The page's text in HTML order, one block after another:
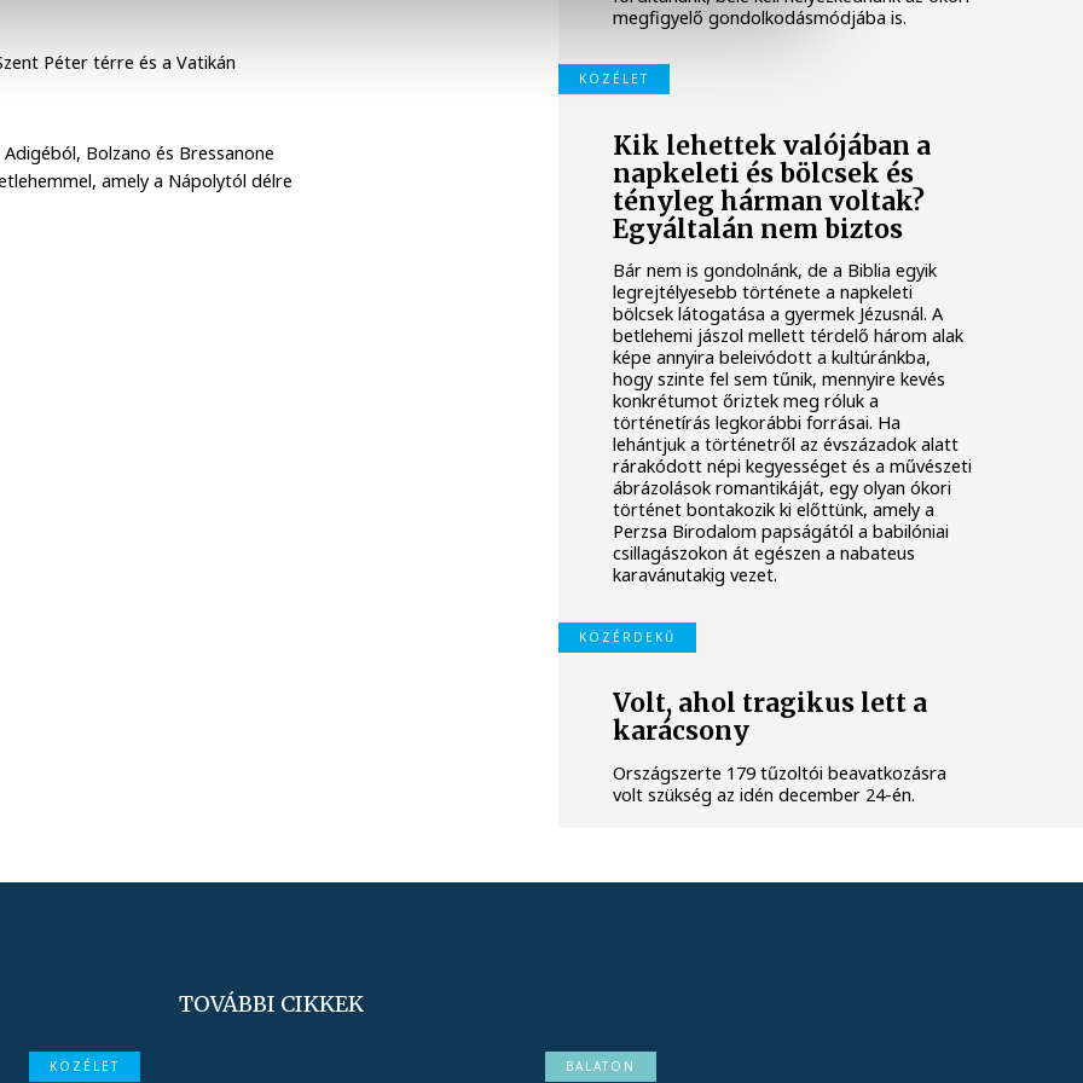
Péter térre és a Vatikán
Bolzano és Bressanone
amely a Nápolytól délre
megfigyelő gondolkodásmódjába is.
KÖZÉLET
Kik lehettek valójában a
napkeleti és bölcsek és
tényleg hárman voltak?
Egyáltalán nem biztos
Bár nem is gondolnánk, de a Biblia egyik
legrejtélyesebb története a napkeleti
bölcsek látogatása a gyermek Jézusnál. A
betlehemi jászol mellett térdelő három alak
képe annyira beleivódott a kultúránkba,
hogy szinte fel sem tűnik, mennyire kevés
konkrétumot őriztek meg róluk a
történetírás legkorábbi forrásai. Ha
lehántjuk a történetről az évszázadok alatt
rárakódott népi kegyességet és a művészeti
ábrázolások romantikáját, egy olyan ókori
történet bontakozik ki előttünk, amely a
Perzsa Birodalom papságától a babilóniai
csillagászokon át egészen a nabateus
karavánutakig vezet.
KÖZÉRDEKŰ
Volt, ahol tragikus lett a
karácsony
Országszerte 179 tűzoltói beavatkozásra
volt szükség az idén december 24-én.
TOVÁBBI CIKKEK
KÖZÉLET BALATON